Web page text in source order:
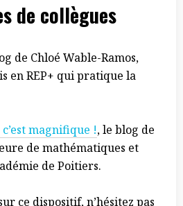
de collègues
de Chloé Wable-Ramos,
en REP+ qui pratique la
magnifique !, le blog de
de mathématiques et
de Poitiers.
ce dispositif, n’hésitez pas